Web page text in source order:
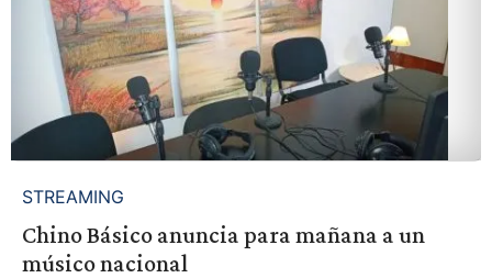
STREAMING
Chino Básico anuncia para mañana a un
músico nacional